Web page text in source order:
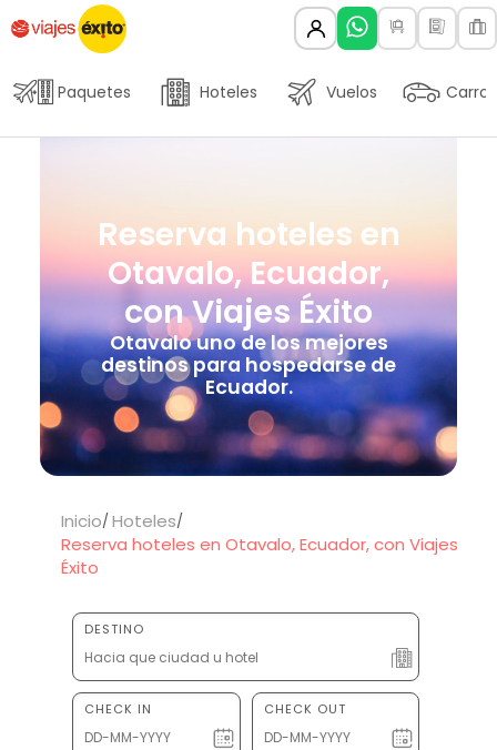
Paquetes Hoteles Vuelos Carros
Reserva hoteles en
Otavalo, Ecuador,
con Viajes Éxito
Otavalo uno de los mejores
destinos para hospedarse de
Ecuador.
Inicio Hoteles
Reserva hoteles en Otavalo, Ecuador, con Viajes
Éxito
DESTINO
CHECK IN CHECK OUT